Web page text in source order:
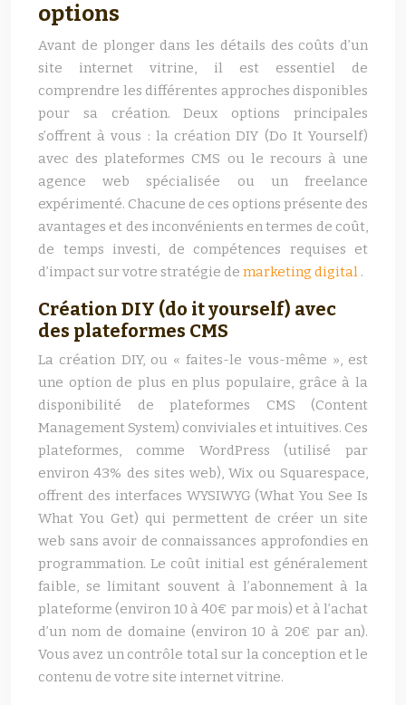
options
Avant de plonger dans les détails des coûts d’un
site internet vitrine, il est essentiel de
comprendre les différentes approches disponibles
pour sa création. Deux options principales
s’offrent à vous : la création DIY (Do It Yourself)
avec des plateformes CMS ou le recours à une
agence web spécialisée ou un freelance
expérimenté. Chacune de ces options présente des
avantages et des inconvénients en termes de coût,
de temps investi, de compétences requises et
d’impact sur votre stratégie de marketing digital .
Création DIY (do it yourself) avec
des plateformes CMS
La création DIY, ou « faites-le vous-même », est
une option de plus en plus populaire, grâce à la
disponibilité de plateformes CMS (Content
Management System) conviviales et intuitives. Ces
plateformes, comme WordPress (utilisé par
environ 43% des sites web), Wix ou Squarespace,
offrent des interfaces WYSIWYG (What You See Is
What You Get) qui permettent de créer un site
web sans avoir de connaissances approfondies en
programmation. Le coût initial est généralement
faible, se limitant souvent à l’abonnement à la
plateforme (environ 10 à 40€ par mois) et à l’achat
d’un nom de domaine (environ 10 à 20€ par an).
Vous avez un contrôle total sur la conception et le
contenu de votre site internet vitrine.